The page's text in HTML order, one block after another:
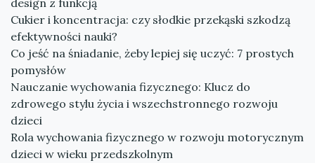
design z funkcją
Cukier i koncentracja: czy słodkie przekąski szkodzą
efektywności nauki?
Co jeść na śniadanie, żeby lepiej się uczyć: 7 prostych
pomysłów
Nauczanie wychowania fizycznego: Klucz do
zdrowego stylu życia i wszechstronnego rozwoju
dzieci
Rola wychowania fizycznego w rozwoju motorycznym
dzieci w wieku przedszkolnym